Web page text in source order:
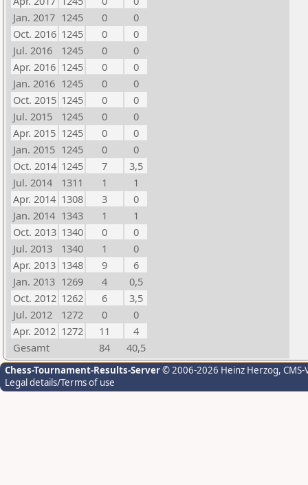
Jan. 2017 1245 0
0
Oct. 2016 1245 0
0
Jul. 2016
1245 0
0
Apr. 2016 1245 0
0
Jan. 2016 1245 0
0
Oct. 2015 1245 0
0
Jul. 2015
1245 0
0
Apr. 2015 1245 0
0
Jan. 2015 1245 0
0
Oct. 2014 1245 7
3,5
Jul. 2014
1311 1
1
Apr. 2014 1308 3
0
Jan. 2014 1343 1
1
Oct. 2013 1340 0
0
Jul. 2013
1340 1
0
Apr. 2013 1348 9
6
Jan. 2013 1269 4
0,5
Oct. 2012 1262 6
3,5
Jul. 2012
1272 0
0
Apr. 2012 1272 11
4
Gesamt
84 40,5
Chess-Tournament-Results-Server© 2006-2026 Heinz Herzog,
Legal details/Terms of use